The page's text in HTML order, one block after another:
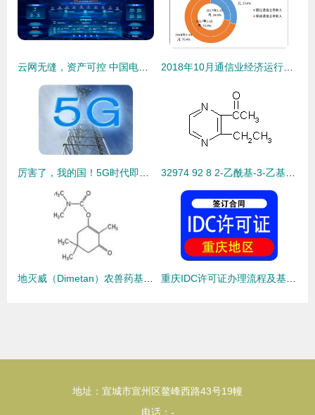
地址：宣城市宣州区鳌峰西路43号19幢
电话：-